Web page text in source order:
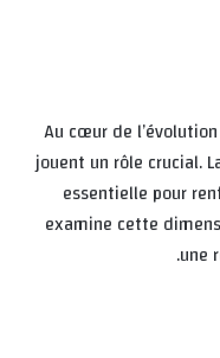
Au cœur de
jouent un rôle crucial.
essentielle pour
examine cette
une